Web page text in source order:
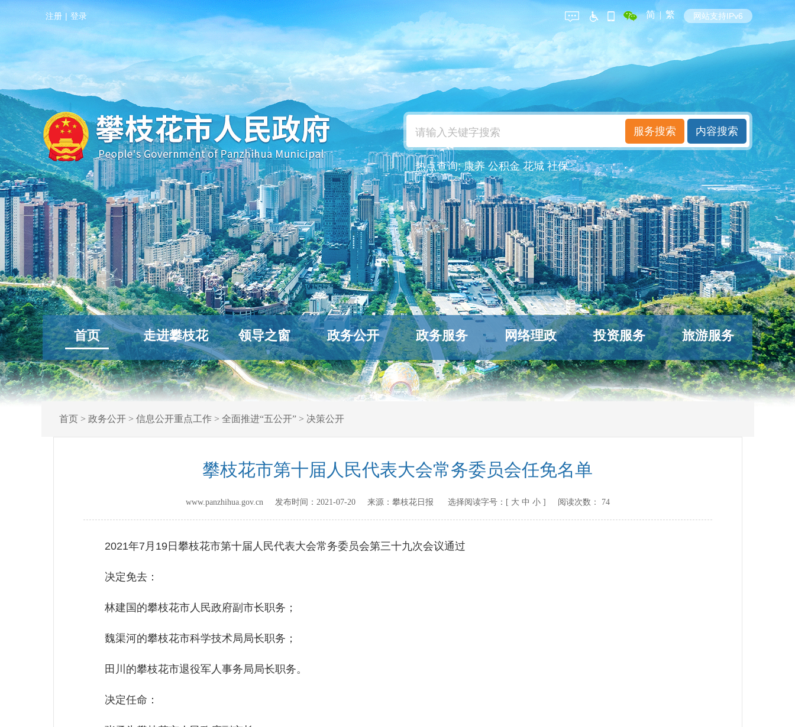
注册 | 登录 简 | 繁 网站支持IPv6
热点查询:康养 公积金 花城 社保
首页 走进攀枝花 领导之窗 政务公开 政务服务 网络理政 投资服务 旅游服务
首页> 政务公开> 信息公开重点工作> 全面推进“五公开”> 决策公开
攀枝花市第十届人民代表大会常务委员会任免名单
www.panzhihua.gov.cn 发布时间： 2021-07-20来源： 攀枝花日报 选择阅读字号：[ 大 中 小] 阅读次数： 74
2021年7月19日攀枝花市第十届人民代表大会常务委员会第三十九次会议通过
决定免去：
林建国的攀枝花市人民政府副市长职务；
魏渠河的攀枝花市科学技术局局长职务；
田川的攀枝花市退役军人事务局局长职务。
决定任命：